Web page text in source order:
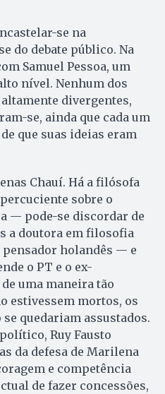
se na
do debate público. Na
Samuel Pessoa, um
nível. Nenhum dos
divergentes,
se, ainda que cada um
que suas ideias eram
Chauí. Há a filósofa
sobre o
— pode-se discordar de
a doutora em filosofia
pensador holandês — e
o PT e o ex-
uma maneira tão
estivessem mortos, os
quedariam assustados.
Ruy Fausto
da defesa de Marilena
e competência
de fazer concessões,